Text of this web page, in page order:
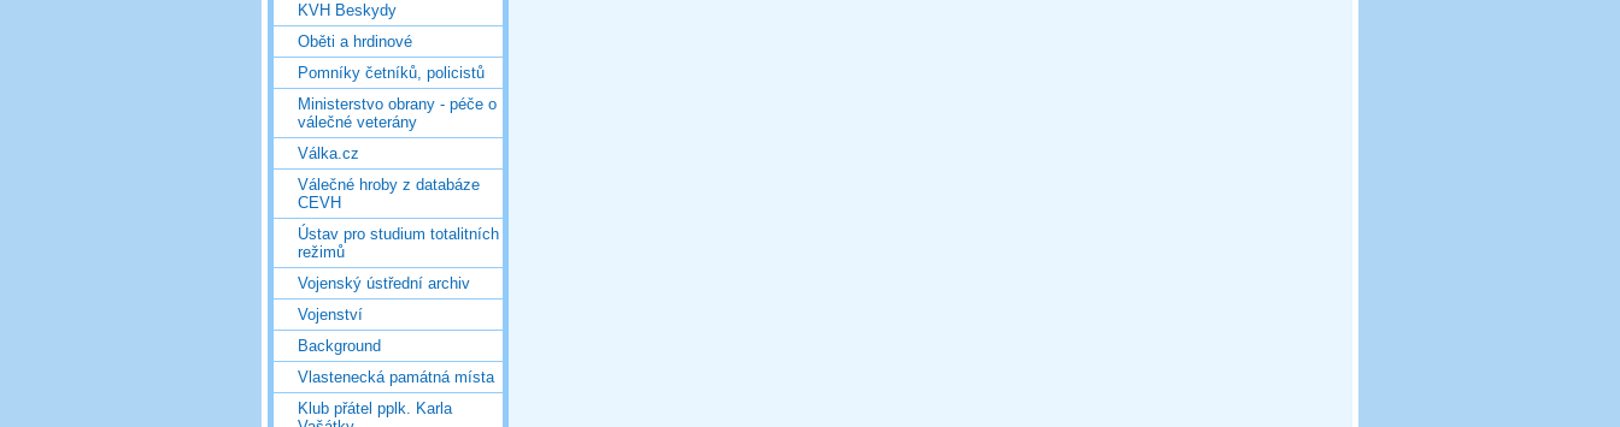
KVH Beskydy
Oběti a hrdinové
Pomníky četníků, policistů
Ministerstvo obrany - péče o
válečné veterány
Válka.cz
Válečné hroby z databáze
CEVH
Ústav pro studium totalitních
režimů
Vojenský ústřední archiv
Vojenství
Background
Vlastenecká památná místa
Klub přátel pplk. Karla